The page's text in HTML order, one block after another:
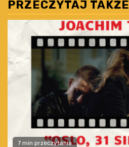
PRZECZYTAJ TAKŻE
7 min przeczytania